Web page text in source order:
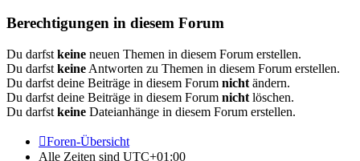
Berechtigungen in diesem Forum
Du darfst keine neuen Themen in diesem Forum erstellen.
Du darfst keine Antworten zu Themen in diesem Forum erstellen.
Du darfst deine Beiträge in diesem Forum nicht ändern.
Du darfst deine Beiträge in diesem Forum nicht löschen.
Du darfst keine Dateianhänge in diesem Forum erstellen.
Foren-Übersicht
Alle Zeiten sind UTC+01:00